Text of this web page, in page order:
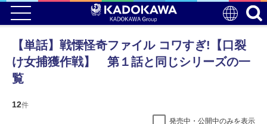
【単話】戦慄怪奇ファイル コワすぎ!【口裂
け女捕獲作戦】 第１話と同じシリーズの一
覧
12件
発売中・公開中のみを表示